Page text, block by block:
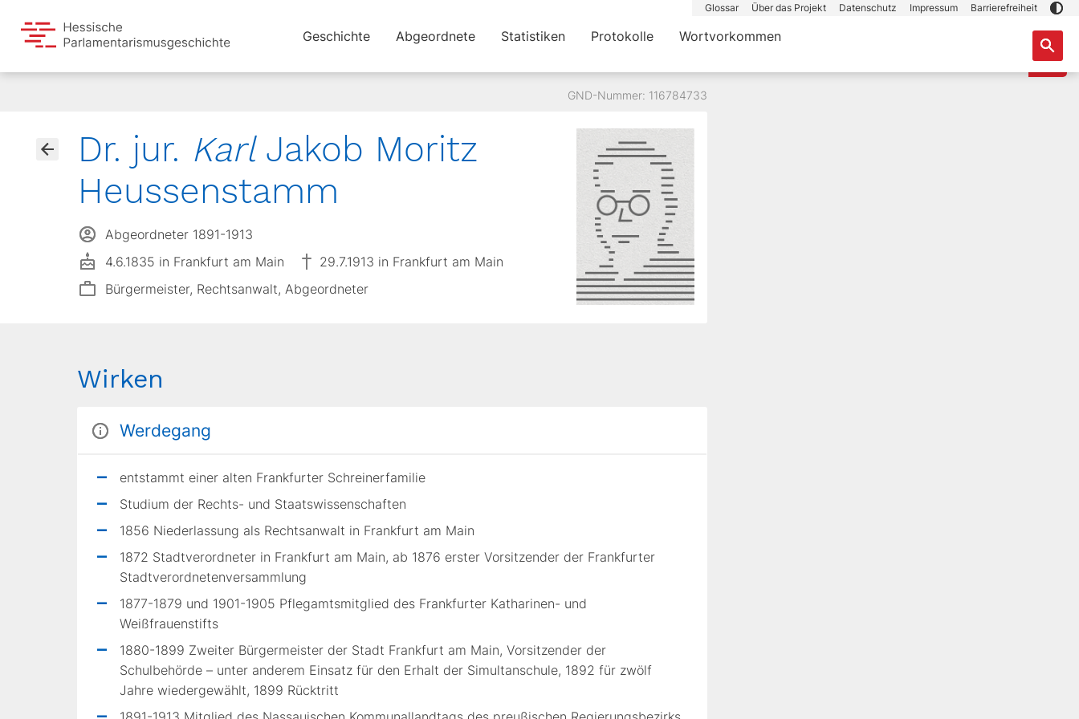
Glossar Über das Projekt Datenschutz Impressum Barrierefreiheit
Geschichte Abgeordnete Statistiken Protokolle Wortvorkommen
GND-Nummer: 116784733
Dr. jur. KarlJakob Moritz
Heussenstamm
Abgeordneter 1891-1913
4.6.1835 in Frankfurt am Main
29.7.1913 in Frankfurt am Main
Bürgermeister, Rechtsanwalt, Abgeordneter
Wirken
Werdegang
entstammt einer alten Frankfurter Schreinerfamilie
Studium der Rechts- und Staatswissenschaften
1856 Niederlassung als Rechtsanwalt in Frankfurt am Main
1872 Stadtverordneter in Frankfurt am Main, ab 1876 erster Vorsitzender der Frankfurter
Stadtverordnetenversammlung
1877-1879 und 1901-1905 Pflegamtsmitglied des Frankfurter Katharinen- und
Weißfrauenstifts
1880-1899 Zweiter Bürgermeister der Stadt Frankfurt am Main, Vorsitzender der
Schulbehörde – unter anderem Einsatz für den Erhalt der Simultanschule, 1892 für zwölf
Jahre wiedergewählt, 1899 Rücktritt